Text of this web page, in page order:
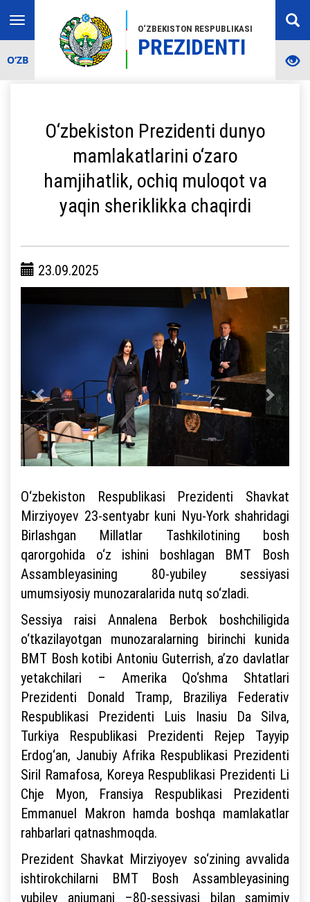
O‘ZBEKISTON RESPUBLIKASI
PREZIDENTI
Toggle
navigation
O‘ZB
O‘zbekiston Prezidenti dunyo
mamlakatlarini o‘zaro
hamjihatlik, ochiq muloqot va
yaqin sheriklikka chaqirdi
23.09.2025
O‘zbekiston Respublikasi Prezidenti Shavkat
Mirziyoyev 23-sentyabr kuni Nyu-York shahridagi
Birlashgan Millatlar Tashkilotining bosh
qarorgohida o‘z ishini boshlagan BMT Bosh
Assambleyasining 80-yubiley sessiyasi
umumsiyosiy munozaralarida nutq so‘zladi.
Sessiya raisi Annalena Berbok boshchiligida
o‘tkazilayotgan munozaralarning birinchi kunida
BMT Bosh kotibi Antoniu Guterrish, a’zo davlatlar
yetakchilari – Amerika Qo‘shma Shtatlari
Prezidenti Donald Tramp, Braziliya Federativ
Respublikasi Prezidenti Luis Inasiu Da Silva,
Turkiya Respublikasi Prezidenti Rejep Tayyip
Erdog‘an, Janubiy Afrika Respublikasi Prezidenti
Siril Ramafosa, Koreya Respublikasi Prezidenti Li
Chje Myon, Fransiya Respublikasi Prezidenti
Emmanuel Makron hamda boshqa mamlakatlar
rahbarlari qatnashmoqda.
Prezident Shavkat Mirziyoyev so‘zining avvalida
ishtirokchilarni BMT Bosh Assambleyasining
yubiley anjumani –80-sessiyasi bilan samimiy